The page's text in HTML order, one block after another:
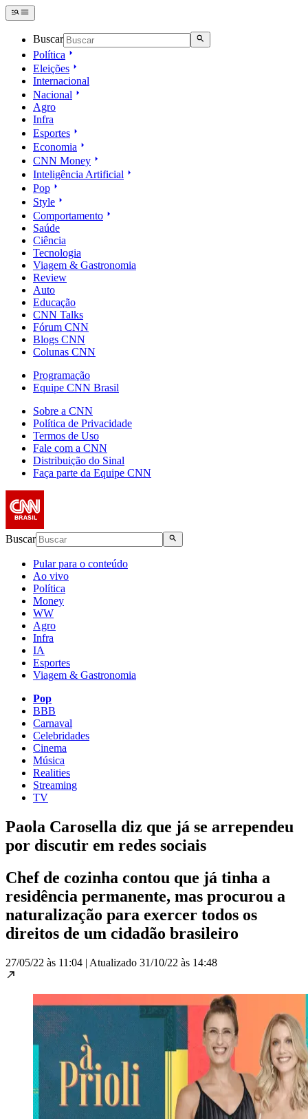
Buscar
Política
Eleições
Internacional
Nacional
Agro
Infra
Esportes
Economia
CNN Money
Inteligência Artificial
Pop
Style
Comportamento
Saúde
Ciência
Tecnologia
Viagem & Gastronomia
Review
Auto
Educação
CNN Talks
Fórum CNN
Blogs CNN
Colunas CNN
Programação
Equipe CNN Brasil
Sobre a CNN
Política de Privacidade
Termos de Uso
Fale com a CNN
Distribuição do Sinal
Faça parte da Equipe CNN
Buscar
Pular para o conteúdo
Ao vivo
Política
Money
WW
Agro
Infra
IA
Esportes
Viagem & Gastronomia
Pop
BBB
Carnaval
Celebridades
Cinema
Música
Realities
Streaming
TV
Paola Carosella diz que já se arrependeu
por discutir em redes sociais
Chef de cozinha contou que já tinha a
residência permanente, mas procurou a
naturalização para exercer todos os
direitos de um cidadão brasileiro
27/05/22 às 11:04 | Atualizado 31/10/22 às 14:48